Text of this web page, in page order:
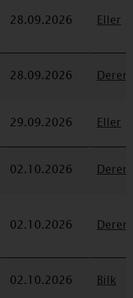
28.09.2026 Eller
28.09.2026
29.09.2026 Eller
02.10.2026
02.10.2026
02.10.2026 Bilk